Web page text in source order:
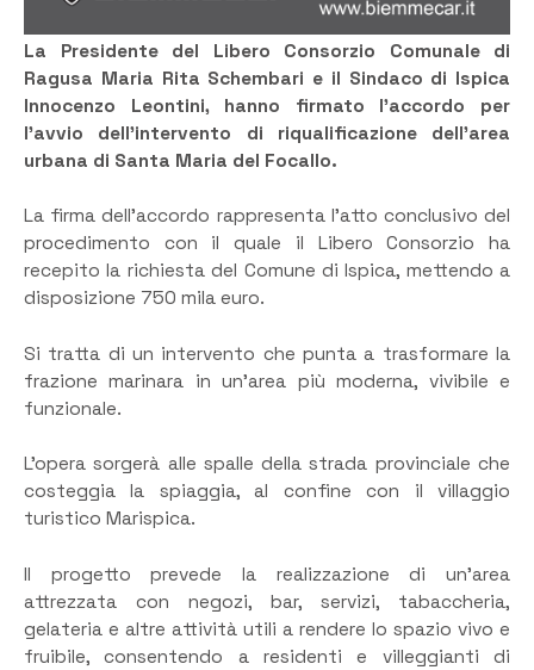
La Presidente del Libero Consorzio Comunale di
Ragusa Maria Rita Schembari e il Sindaco di Ispica
Innocenzo Leontini, hanno firmato l’accordo per
l’avvio dell’intervento di riqualificazione dell’area
urbana di Santa Maria del Focallo.
La firma dell’accordo rappresenta l’atto conclusivo del
procedimento con il quale il Libero Consorzio ha
recepito la richiesta del Comune di Ispica, mettendo a
disposizione 750 mila euro.
Si tratta di un intervento che punta a trasformare la
frazione marinara in un’area più moderna, vivibile e
funzionale.
L’opera sorgerà alle spalle della strada provinciale che
costeggia la spiaggia, al confine con il villaggio
turistico Marispica.
Il progetto prevede la realizzazione di un’area
attrezzata con negozi, bar, servizi, tabaccheria,
gelateria e altre attività utili a rendere lo spazio vivo e
fruibile, consentendo a residenti e villeggianti di